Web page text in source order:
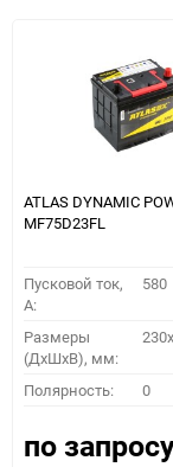
ATLAS DYNAMIC
MF75D23FL
Пусковой ток,
A:
580
Размеры
(ДхШхВ), мм:
Полярность: 0
по